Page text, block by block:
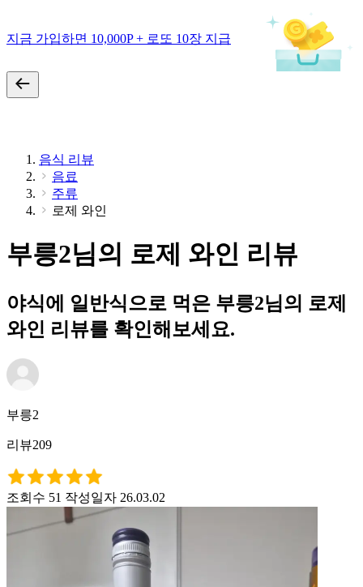
지금 가입하면 10,000P + 로또 10장 지급
음식 리뷰
음료
주류
로제 와인
부릉2님의 로제 와인 리뷰
야식에 일반식으로 먹은 부릉2님의 로제
와인 리뷰를 확인해보세요.
부릉2
리뷰209
조회수 51 작성일자 26.03.02